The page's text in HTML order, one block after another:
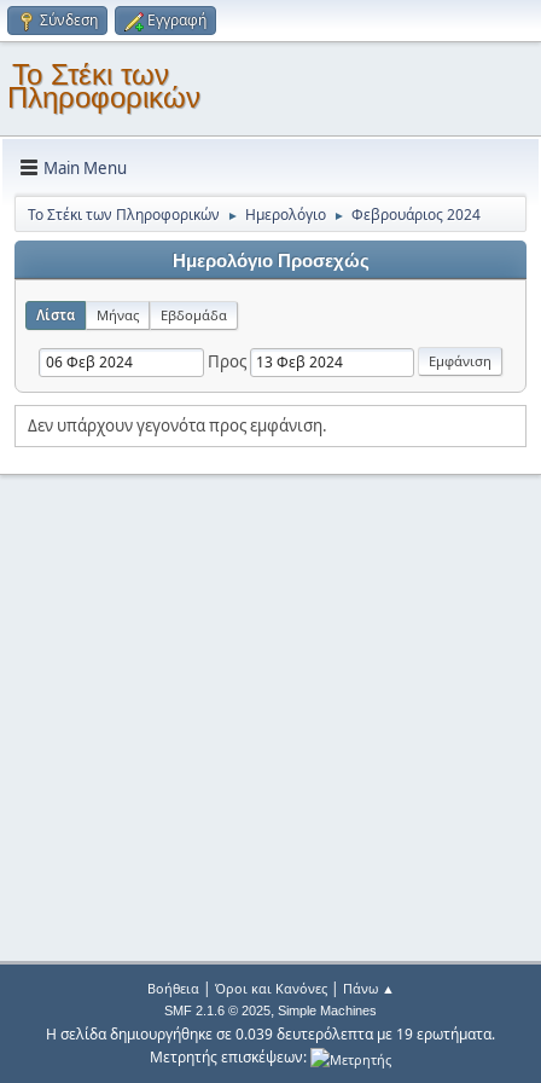
Σύνδεση Εγγραφή
Το Στέκι των
Πληροφορικών
Main Menu
Το Στέκι των Πληροφορικών ► Ημερολόγιο ► Φεβρουάριος 2024
Ημερολόγιο Προσεχώς
Λίστα Μήνας Εβδομάδα
Προς
Δεν υπάρχουν γεγονότα προς εμφάνιση.
Βοήθεια| Όροι και Κανόνες| Πάνω ▲
SMF 2.1.6 © 2025, Simple Machines
Η σελίδα δημιουργήθηκε σε 0.039 δευτερόλεπτα με 19 ερωτήματα.
Μετρητής επισκέψεων: